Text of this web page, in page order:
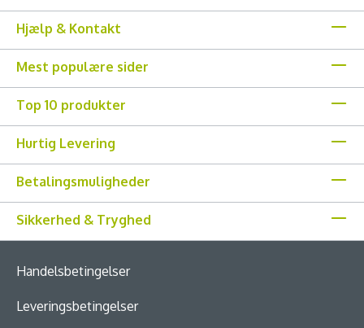
Hjælp & Kontakt
Mest populære sider
Top 10 produkter
Hurtig Levering
Betalingsmuligheder
Sikkerhed & Tryghed
Handelsbetingelser
Leveringsbetingelser